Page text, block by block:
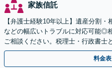
家族信託
【弁護士経験10年以上】遺産分割
などの幅広いトラブルに対応可能◎
ご相談ください。税理士・行政書士
間・休日の相談可能】【初回のご相
料金